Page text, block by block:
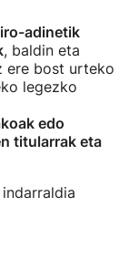
adinetik
, baldin eta
ere bost urteko
legezko
edo
titularrak eta